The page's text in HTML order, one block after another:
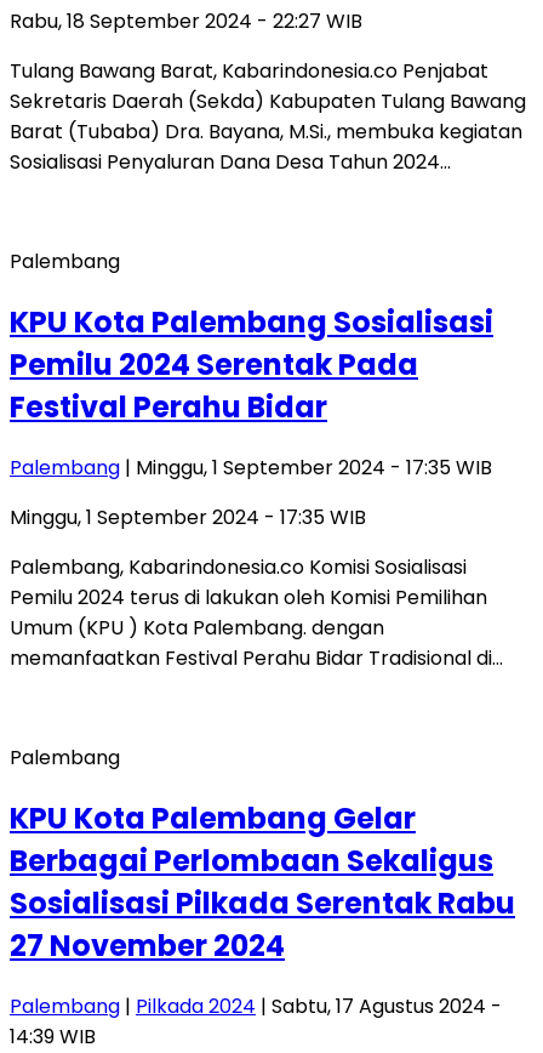
Rabu, 18 September 2024 - 22:27 WIB
Tulang Bawang Barat, Kabarindonesia.co Penjabat
Sekretaris Daerah (Sekda) Kabupaten Tulang Bawang
Barat (Tubaba) Dra. Bayana, M.Si., membuka kegiatan
Sosialisasi Penyaluran Dana Desa Tahun 2024…
Palembang
KPU Kota Palembang Sosialisasi
Pemilu 2024 Serentak Pada
Festival Perahu Bidar
Palembang | Minggu, 1 September 2024 - 17:35 WIB
Minggu, 1 September 2024 - 17:35 WIB
Palembang, Kabarindonesia.co Komisi Sosialisasi
Pemilu 2024 terus di lakukan oleh Komisi Pemilihan
Umum (KPU ) Kota Palembang. dengan
memanfaatkan Festival Perahu Bidar Tradisional di…
Palembang
KPU Kota Palembang Gelar
Berbagai Perlombaan Sekaligus
Sosialisasi Pilkada Serentak Rabu
27 November 2024
Palembang | Pilkada 2024 | Sabtu, 17 Agustus 2024 -
14:39 WIB